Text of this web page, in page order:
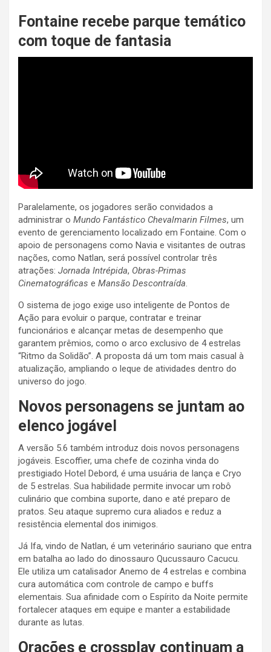
Fontaine recebe parque temático
com toque de fantasia
Paralelamente, os jogadores serão convidados a
administrar o Mundo Fantástico Chevalmarin Filmes, um
evento de gerenciamento localizado em Fontaine. Com o
apoio de personagens como Navia e visitantes de outras
nações, como Natlan, será possível controlar três
atrações: Jornada Intrépida, Obras-Primas
Cinematográficas e Mansão Descontraída.
O sistema de jogo exige uso inteligente de Pontos de
Ação para evoluir o parque, contratar e treinar
funcionários e alcançar metas de desempenho que
garantem prêmios, como o arco exclusivo de 4 estrelas
“Ritmo da Solidão”. A proposta dá um tom mais casual à
atualização, ampliando o leque de atividades dentro do
universo do jogo.
Novos personagens se juntam ao
elenco jogável
A versão 5.6 também introduz dois novos personagens
jogáveis. Escoffier, uma chefe de cozinha vinda do
prestigiado Hotel Debord, é uma usuária de lança e Cryo
de 5 estrelas. Sua habilidade permite invocar um robô
culinário que combina suporte, dano e até preparo de
pratos. Seu ataque supremo cura aliados e reduz a
resistência elemental dos inimigos.
Já Ifa, vindo de Natlan, é um veterinário sauriano que entra
em batalha ao lado do dinossauro Qucussauro Cacucu.
Ele utiliza um catalisador Anemo de 4 estrelas e combina
cura automática com controle de campo e buffs
elementais. Sua afinidade com o Espírito da Noite permite
fortalecer ataques em equipe e manter a estabilidade
durante as lutas.
Orações e crossplay continuam a